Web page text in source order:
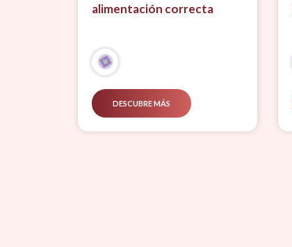
alimentación correcta
DESCUBRE MÁS